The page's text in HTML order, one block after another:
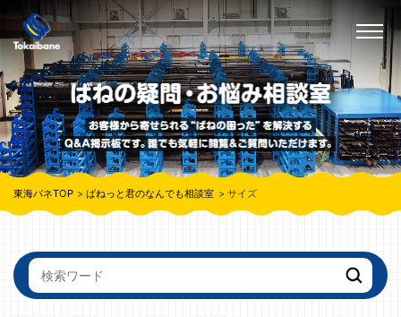
東海バネTOP ばねっと君のなんでも相談室 サイズ